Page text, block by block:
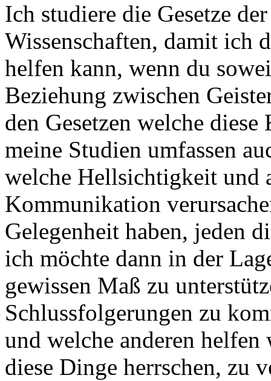
Ich studiere die Gesetze
Wissenschaften, damit ich
helfen kann, wenn du
Beziehung zwischen
den Gesetzen welche
meine Studien umfassen
welche Hellsichtigkeit und
Kommunikation
Gelegenheit haben, jeden
ich möchte dann in der
gewissen Maß zu
Schlussfolgerungen zu
und welche anderen helfen
diese Dinge herrschen, zu